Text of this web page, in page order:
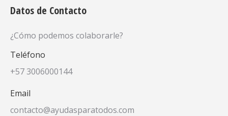
Datos de Contacto
¿Cómo podemos colaborarle?
Teléfono
+57 3006000144
Email
contacto@ayudasparatodos.com